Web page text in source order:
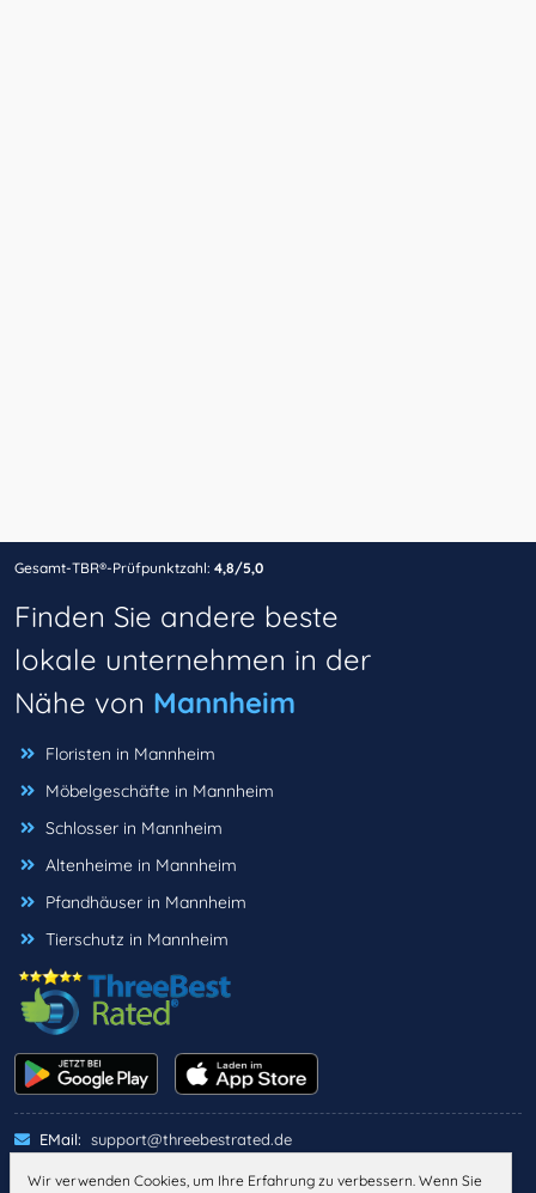
Gesamt-TBR®-Prüfpunktzahl: 4,8/5,0
Finden Sie andere beste
lokale unternehmen in der
Nähe von Mannheim
Floristen in Mannheim
Möbelgeschäfte in Mannheim
Schlosser in Mannheim
Altenheime in Mannheim
Pfandhäuser in Mannheim
Tierschutz in Mannheim
EMail: support@threebestrated.de
Wir verwenden Cookies, um Ihre Erfahrung zu verbessern. Wenn Sie